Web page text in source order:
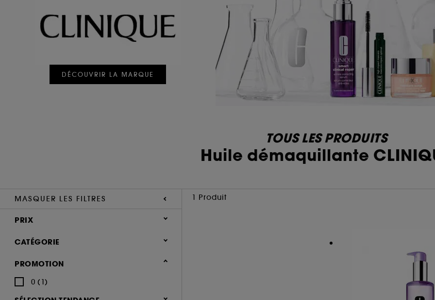
DÉCOUVRIR LA MARQUE
TOUS LES PRODUITS
Huile démaquillante
MASQUER LES FILTRES 1 Produit
PRIX
CATÉGORIE
Maquillage
PROMOTION
0 (1)